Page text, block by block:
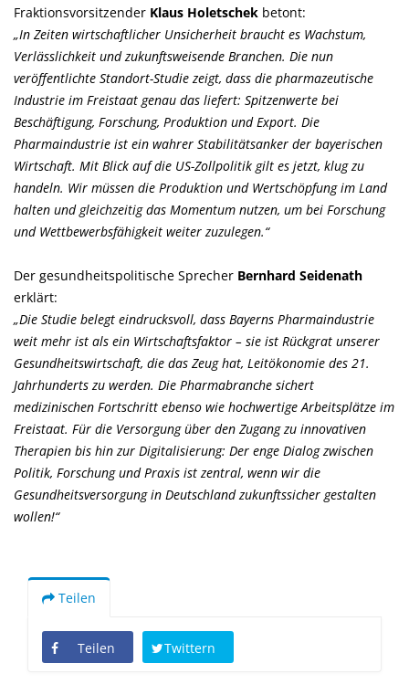
Fraktionsvorsitzender Klaus Holetschek betont:
In Zeiten wirtschaftlicher Unsicherheit braucht es Wachstum,
Verlässlichkeit und zukunftsweisende Branchen. Die nun
veröffentlichte Standort-Studie zeigt, dass die pharmazeutische
Industrie im Freistaat genau das liefert: Spitzenwerte bei
Beschäftigung, Forschung, Produktion und Export. Die
Pharmaindustrie ist ein wahrer Stabilitätsanker der bayerischen
Wirtschaft. Mit Blick auf die US-Zollpolitik gilt es jetzt, klug zu
handeln. Wir müssen die Produktion und Wertschöpfung im Land
halten und gleichzeitig das Momentum nutzen, um bei Forschung
und Wettbewerbsfähigkeit weiter zuzulegen.“
Der gesundheitspolitische Sprecher Bernhard Seidenath
erklärt:
Die Studie belegt eindrucksvoll, dass Bayerns Pharmaindustrie
weit mehr ist als ein Wirtschaftsfaktor – sie ist Rückgrat unserer
Gesundheitswirtschaft, die das Zeug hat, Leitökonomie des 21.
Jahrhunderts zu werden. Die Pharmabranche sichert
medizinischen Fortschritt ebenso wie hochwertige Arbeitsplätze im
Freistaat. Für die Versorgung über den Zugang zu innovativen
Therapien bis hin zur Digitalisierung: Der enge Dialog zwischen
Politik, Forschung und Praxis ist zentral, wenn wir die
Gesundheitsversorgung in Deutschland zukunftssicher gestalten
wollen!“
Teilen
Teilen Twittern